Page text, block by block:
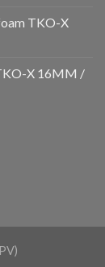
TKO-X
X 16MM /